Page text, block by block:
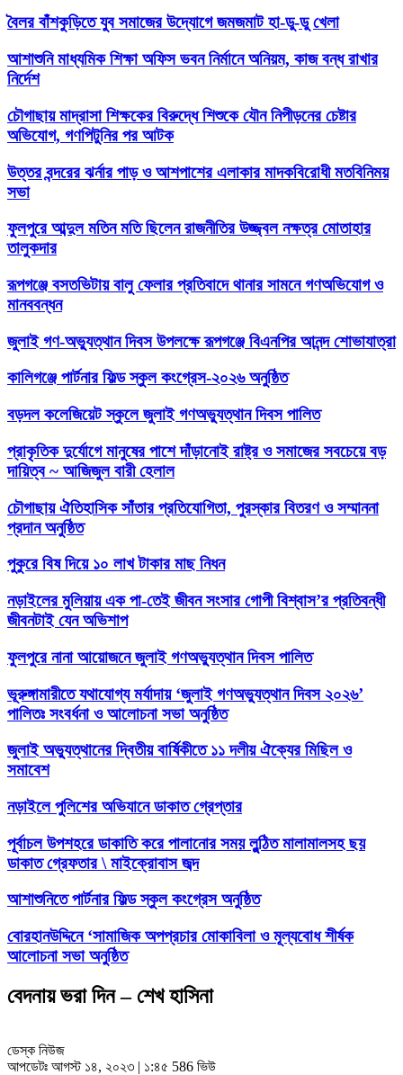
বৈলর বাঁশকুড়িতে যুব সমাজের উদ্যোগে জমজমাট হা-ডু-ডু খেলা
আশাশুনি মাধ্যমিক শিক্ষা অফিস ভবন নির্মানে অনিয়ম, কাজ বন্ধ রাখার
নির্দেশ
চৌগাছায় মাদ্রাসা শিক্ষকের বিরুদ্ধে শিশুকে যৌন নিপীড়নের চেষ্টার
অভিযোগ, গণপিটুনির পর আটক
উত্তর বন্দরের ঝর্নার পাড় ও আশপাশের এলাকার মাদকবিরোধী মতবিনিময়
সভা
ফুলপুরে আব্দুল মতিন মতি ছিলেন রাজনীতির উজ্জ্বল নক্ষত্র মোতাহার
তালুকদার
রূপগঞ্জে বসতভিটায় বালু ফেলার প্রতিবাদে থানার সামনে গণঅভিযোগ ও
মানববন্ধন
জুলাই গণ-অভ্যুত্থান দিবস উপলক্ষে রূপগঞ্জে বিএনপির আনন্দ শোভাযাত্রা
কালিগঞ্জে পার্টনার ফিল্ড স্কুল কংগ্রেস-২০২৬ অনুষ্ঠিত
বড়দল কলেজিয়েট স্কুলে জুলাই গণঅভ্যুত্থান দিবস পালিত
প্রাকৃতিক দুর্যোগে মানুষের পাশে দাঁড়ানোই রাষ্ট্র ও সমাজের সবচেয়ে বড়
দায়িত্ব ~ আজিজুল বারী হেলাল
চৌগাছায় ঐতিহাসিক সাঁতার প্রতিযোগিতা, পুরস্কার বিতরণ ও সম্মাননা
প্রদান অনুষ্ঠিত
পুকুরে বিষ দিয়ে ১০ লাখ টাকার মাছ নিধন
নড়াইলের মুলিয়ায় এক পা-তেই জীবন সংসার গোপী বিশ্বাস’র প্রতিবন্ধী
জীবনটাই যেন অভিশাপ
ফুলপুরে নানা আয়োজনে জুলাই গণঅভ্যুত্থান দিবস পালিত
ভূরুঙ্গামারীতে যথাযোগ্য মর্যাদায় ‘জুলাই গণঅভ্যুত্থান দিবস ২০২৬’
পালিতঃ সংবর্ধনা ও আলোচনা সভা অনুষ্ঠিত
জুলাই অভ্যুত্থানের দ্বিতীয় বার্ষিকীতে ১১ দলীয় ঐক্যের মিছিল ও
সমাবেশ
নড়াইলে পুলিশের অভিযানে ডাকাত গ্রেপ্তার
পূর্বাচল উপশহরে ডাকাতি করে পালানোর সময় লুন্ঠিত মালামালসহ ছয়
ডাকাত গ্রেফতার \ মাইক্রোবাস জব্দ
আশাশুনিতে পার্টনার ফিল্ড স্কুল কংগ্রেস অনুষ্ঠিত
‎বোরহানউদ্দিনে ‘সামাজিক অপপ্রচার মোকাবিলা ও মূল্যবোধ শীর্ষক
আলোচনা সভা অনুষ্ঠিত
বেদনায় ভরা দিন – শেখ হাসিনা
ডেস্ক নিউজ
আপডেটঃ আগস্ট ১৪, ২০২৩ | ১:৪৫ 586 ভিউ